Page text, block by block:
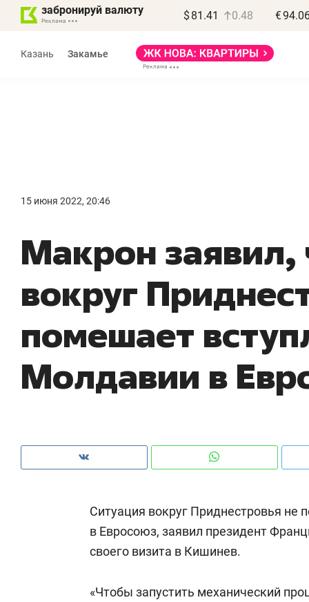
забронируй валюту $ 81.41 0.48 €
Казань Закамье
15 июня 2022, 20:46
Макрон заявил,
вокруг
помешает
Молдавии в
Ситуация вокруг Приднестровья
в Евросоюз, заявил президент
своего визита в Кишинев.
«Чтобы запустить механический
правил, бизнес может
потерять минимум
полгода»
Как бизнесу выйти на зарубежные
чем интересен Оман?
строят тишину в казанском